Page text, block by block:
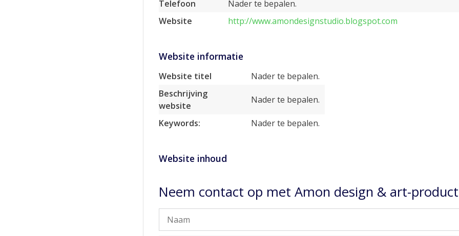
Telefoon
Nader te bepalen.
Website
http://www.amondesignstudio.blogspot.com
Website informatie
Website titel
Nader te bepalen.
Beschrijving
website
Nader te bepalen.
Keywords: Nader te bepalen.
Website inhoud
Neem contact op met Amon design & art-